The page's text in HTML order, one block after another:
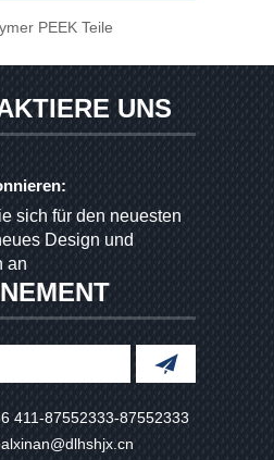
PEEK Teile
UNS
sich für den neuesten
Design und
an
411-87552333-87552333